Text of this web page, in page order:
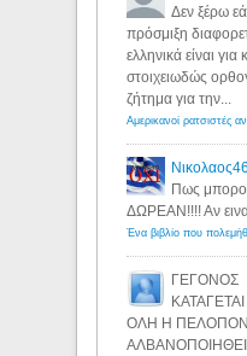
Δεν ξέρω
πρόσμιξη
ελληνικά είναι
στοιχειωδώς
ζήτημα για την...
Νικολαος46
Πως
ΔΩΡΕΑΝ!!!! Αν
ΓΕΓΟΝΟΣ
ΟΛΗ Η
ΑΛΒΑΝΟΠΟΙΗΘΕΙ